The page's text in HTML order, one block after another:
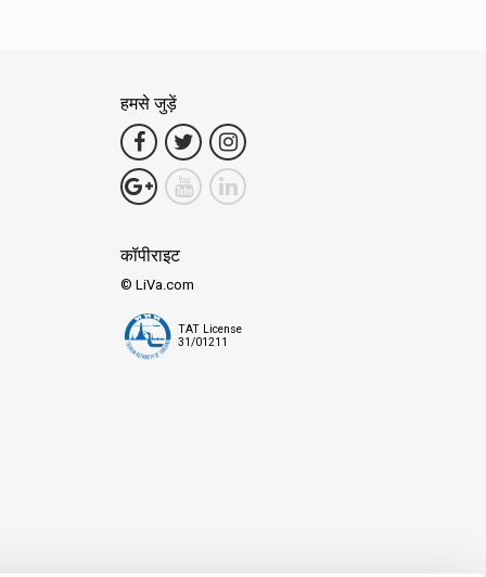
हमसे जुड़ें
कॉपीराइट
© LiVa.com
TAT License
31/01211